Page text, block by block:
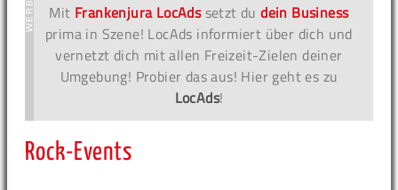
Mit Frankenjura LocAdssetzt dudein Business
prima in Szene! LocAds informiert über dich und
vernetzt dich mit allen Freizeit-Zielen deiner
Umgebung! Probier das aus! Hier geht es zu
LocAds!
Rock-Events